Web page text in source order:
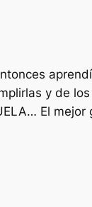
y de
El mejor